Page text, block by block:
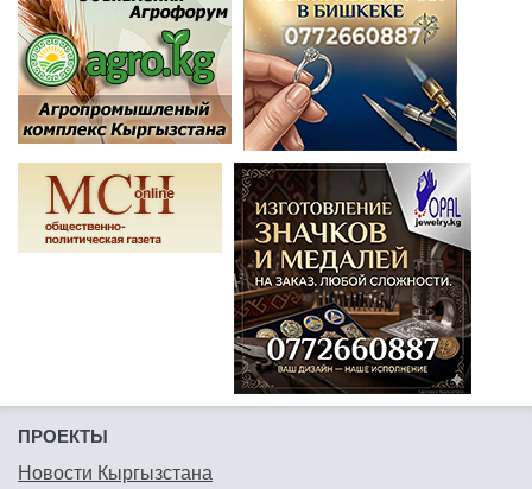
ПРОЕКТЫ
Новости Кыргызстана